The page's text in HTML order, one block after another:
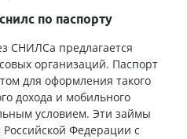
по паспорту
СНИЛСа предлагается
организаций. Паспорт
для оформления такого
дохода и мобильного
условием. Эти займы
Федерации с